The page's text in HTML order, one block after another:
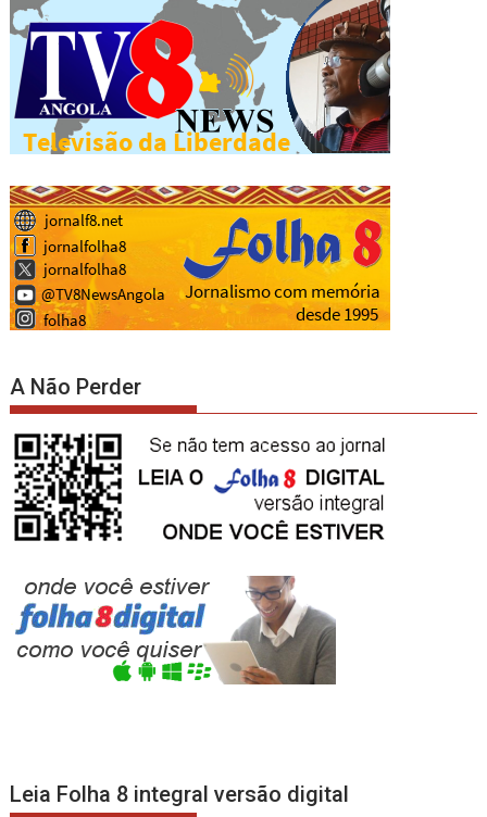
A Não Perder
Leia Folha 8 integral versão digital